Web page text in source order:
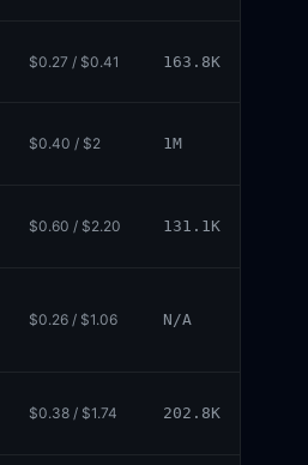
$0.27 / $0.41 163.8K
$0.40 / $2 1M
$0.60 / $2.20 131.1K
$0.26 / $1.06 N/A
$0.38 / $1.74 202.8K